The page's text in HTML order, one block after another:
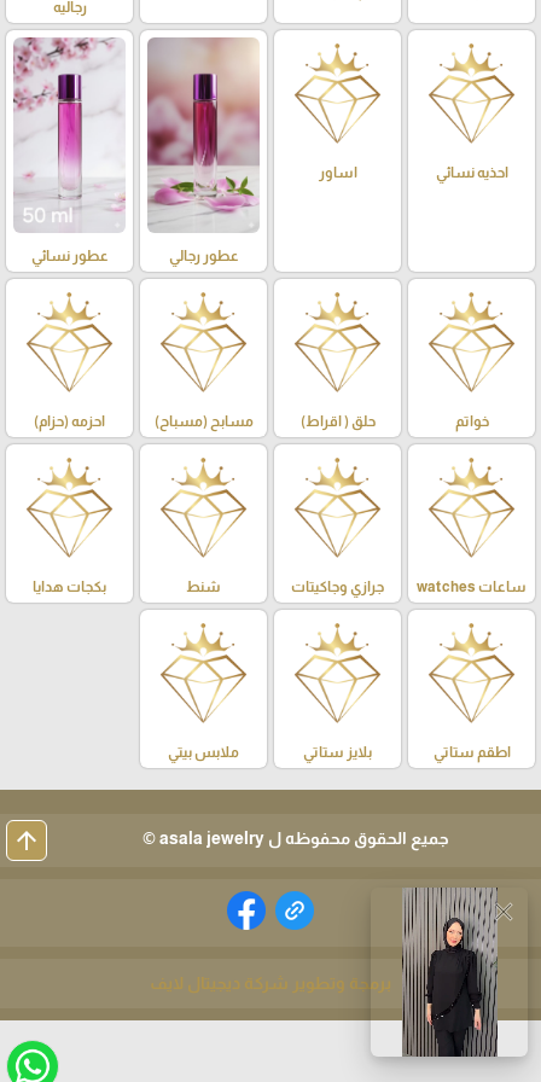
close
رجاليه
احذيه نسائي اساور
عطور رجالي عطور نسائي
خواتم حلق ( اقراط) مسابح (مسباح) احزمه (حزام)
ساعات watches جرازي وجاكيتات شنط بكجات هدايا
اطقم ستاتي بلايز ستاتي ملابس بيتي
جميع الحقوق محفوظه ل asala jewelry © arrow_upward
برمجة وتطوير شركة ديجيتال لايف